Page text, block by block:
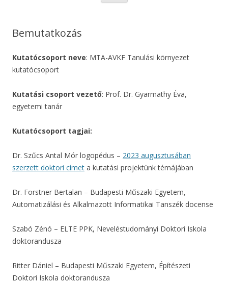
tartalomba
Bemutatkozás
Kutatócsoport neve: MTA-AVKF Tanulási környezet
kutatócsoport
Kutatási csoport vezető: Prof. Dr. Gyarmathy Éva,
egyetemi tanár
Kutatócsoport tagjai:
Dr. Szűcs Antal Mór logopédus – 2023 augusztusában
szerzett doktori címet a kutatási projektünk témájában
Dr. Forstner Bertalan – Budapesti Műszaki Egyetem,
Automatizálási és Alkalmazott Informatikai Tanszék docense
Szabó Zénó – ELTE PPK, Neveléstudományi Doktori Iskola
doktorandusza
Ritter Dániel – Budapesti Műszaki Egyetem, Építészeti
Doktori Iskola doktorandusza